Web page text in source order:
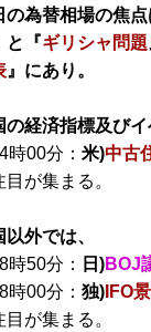
の為替相場の焦点
と『ギリシャ問題
』にあり。
の経済指標及びイ
時00分： 米)中古
目が集まる。
以外では、
時50分：
日)BOJ
時00分： 独) IFO
目が集まる。